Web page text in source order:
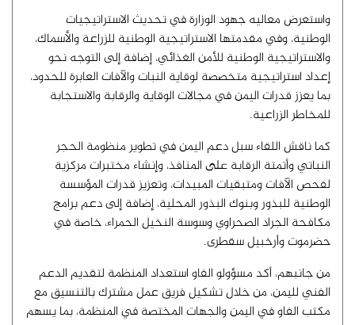
واستعرض معاليه جهود الوزارة في تحديث الاستراتيجيات
الوطنية، وفي مقدمتها الاستراتيجية الوطنية للزراعة والأسماك،
والاستراتيجية الوطنية للأمن الغذائي، إضافة إلى التوجه نحو
إعداد استراتيجية متخصصة لوقاية النبات والآفات العابرة للحدود،
بما يعزز قدرات اليمن في مجالات الوقاية والرقابة والاستجابة
للمخاطر الزراعية.
كما ناقش اللقاء سبل دعم اليمن في تطوير منظومة الحجر
النباتي وأتمتة الرقابة على المنافذ، وإنشاء مختبرات مركزية
لفحص الآفات ومتبقيات المبيدات، وتعزيز قدرات المؤسسة
الوطنية للبذور وبنوك البذور المحلية، إضافة إلى دعم برامج
مكافحة الجراد الصحراوي وسوسة النخيل الحمراء، خاصة في
حضرموت وأرخبيل سقطرى.
من جانبهم، أكد مسؤولو الفاو استعداد المنظمة لتقديم الدعم
الفني لليمن، من خلال تشكيل فريق عمل مشترك بالتنسيق مع
مكتب الفاو في اليمن والجهات المختصة في المنظمة، بما يسهم